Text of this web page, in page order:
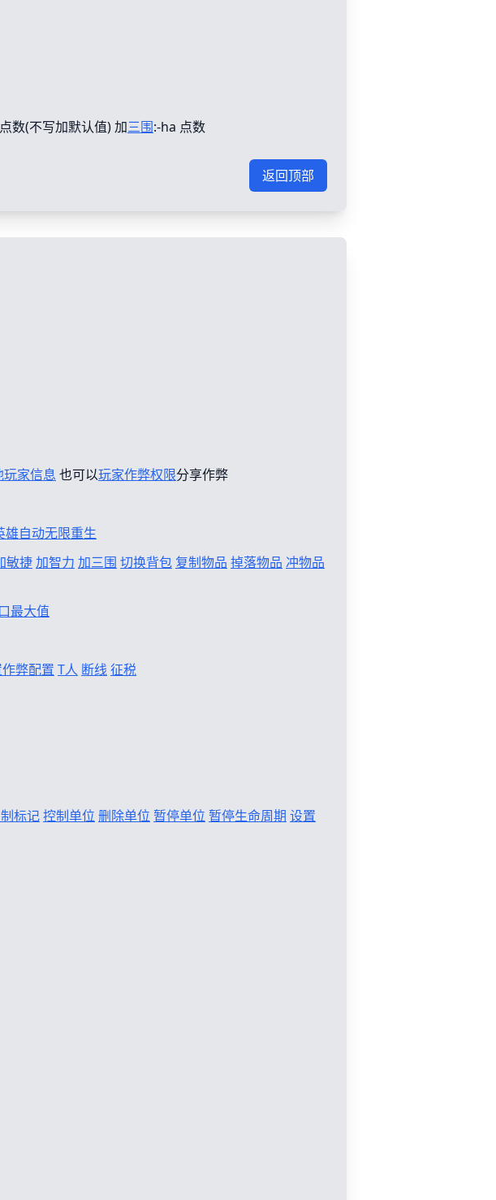
数(不写加默认值) 加三围:-ha 点数
返回顶部
家信息 也可以玩家作弊权限分享作弊
雄自动无限重生
敏捷加智力 加三围 切换背包 复制物品 掉落物品 冲物品
最大值
弊配置 T人 断线征税
标记控制单位 删除单位 暂停单位 暂停生命周期 设置